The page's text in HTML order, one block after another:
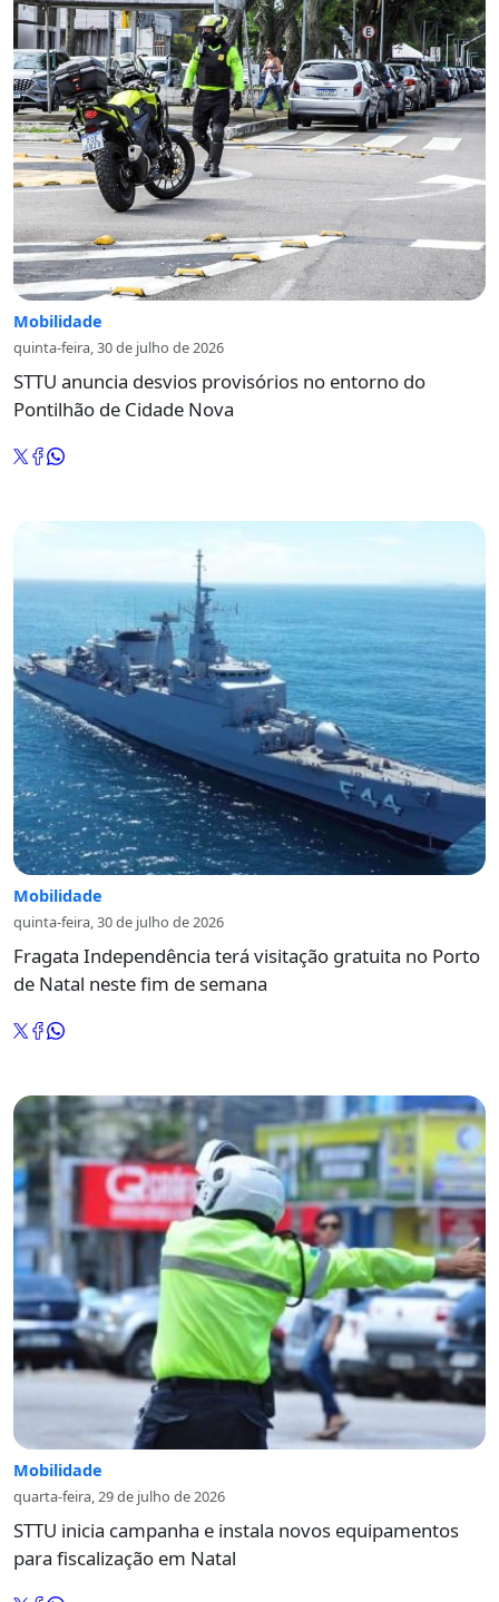
Mobilidade
quinta-feira, 30 de julho de 2026
STTU anuncia desvios provisórios no entorno do
Pontilhão de Cidade Nova
Mobilidade
quinta-feira, 30 de julho de 2026
Fragata Independência terá visitação gratuita no Porto
de Natal neste fim de semana
Mobilidade
quarta-feira, 29 de julho de 2026
STTU inicia campanha e instala novos equipamentos
para fiscalização em Natal